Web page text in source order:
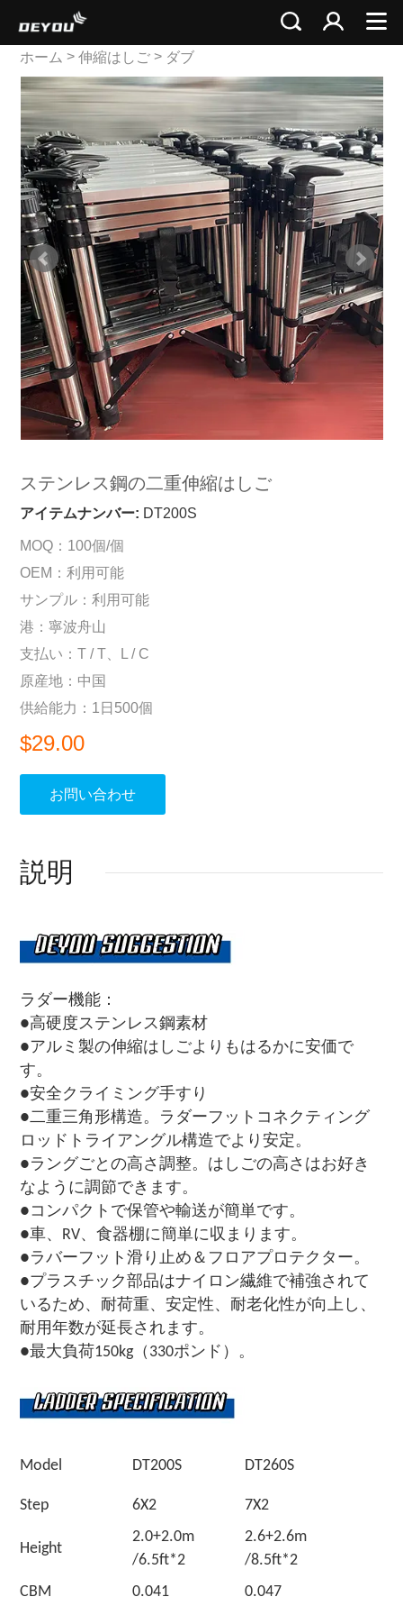
ホーム >伸縮はしご > ダブ
ルテレスコピックラダー
ステンレス鋼の二重伸縮はしご
アイテムナンバー: DT200S
MOQ：100個/個
OEM：利用可能
サンプル：利用可能
港：寧波舟山
支払い：T / T、L / C
原産地：中国
供給能力：1日500個
$29.00
お問い合わせ
説明
ラダー機能：
●高硬度ステンレス鋼素材
●アルミ製の伸縮はしごよりもはるかに安価で
す。
●安全クライミング手すり
●二重三角形構造。ラダーフットコネクティング
ロッドトライアングル構造でより安定。
●ラングごとの高さ調整。はしごの高さはお好き
なように調節できます。
●コンパクトで保管や輸送が簡単です。
●車、RV、食器棚に簡単に収まります。
●ラバーフット滑り止め＆フロアプロテクター。
●プラスチック部品はナイロン繊維で補強されて
いるため、耐荷重、安定性、耐老化性が向上し、
耐用年数が延長されます。
●最大負荷150kg（330ポンド）。
Model DT200S DT260S
Step 6X2 7X2
Height
2.0+2.0m
/6.5ft*2
2.6+2.6m
/8.5ft*2
CBM
0.041 0.047